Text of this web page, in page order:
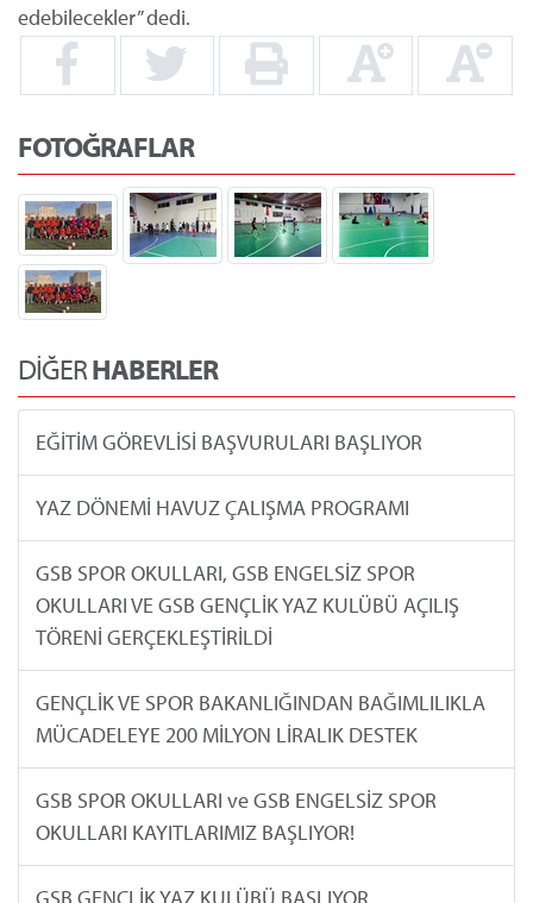
edebilecekler” dedi.
FOTOĞRAFLAR
DİĞERHABERLER
EĞİTİM GÖREVLİSİ BAŞVURULARI BAŞLIYOR
YAZ DÖNEMİ HAVUZ ÇALIŞMA PROGRAMI
GSB SPOR OKULLARI, GSB ENGELSİZ SPOR
OKULLARI VE GSB GENÇLİK YAZ KULÜBÜ AÇILIŞ
TÖRENİ GERÇEKLEŞTİRİLDİ
GENÇLİK VE SPOR BAKANLIĞINDAN BAĞIMLILIKLA
MÜCADELEYE 200 MİLYON LİRALIK DESTEK
GSB SPOR OKULLARI ve GSB ENGELSİZ SPOR
OKULLARI KAYITLARIMIZ BAŞLIYOR!